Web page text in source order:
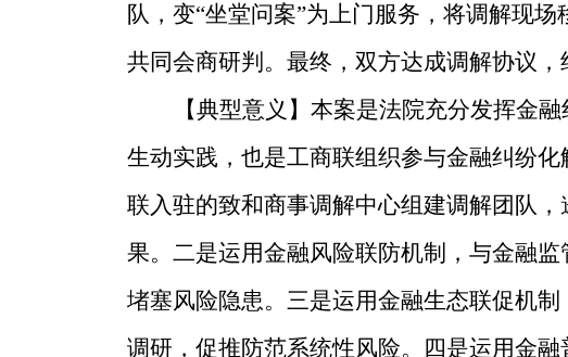
队，变“坐堂问案”为上门服务，将调解现
共同会商研判。最终，双方达成调解协议
【典型意义】 本案是法院充分发挥金
生动实践，也是工商联组织参与金融纠纷
联入驻的致和商事调解中心组建调解团队
果。二是运用金融风险联防机制，与金融
堵塞风险隐患。三是运用金融生态联促机
调研，促推防范系统性风险。四是运用金